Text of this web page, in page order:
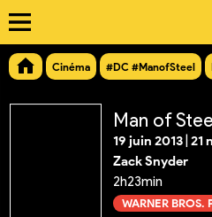
Cinéma #DC #ManofSteel
Man of
19 juin 2013 21
Zack Snyder
2h23min
WARNER BROS.